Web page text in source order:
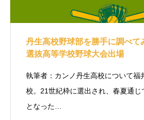
丹生高校野球部を勝手に調べ
選抜高等学校野球大会出場
執筆者：カンノ丹生高校について福
校。21世紀枠に選出され、春夏通じ
となった…